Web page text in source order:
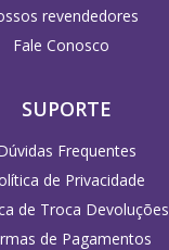
revendedores
Fale Conosco
SUPORTE
Frequentes
de Privacidade
de Troca Devoluções
de Pagamentos